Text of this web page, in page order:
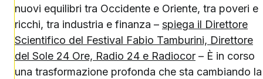
nuovi equilibri tra Occidente e Oriente, tra poveri e
ricchi, tra industria e finanza – spiega il Direttore
Scientifico del Festival Fabio Tamburini, Direttore
del Sole 24 Ore, Radio 24 e Radiocor – È in corso
una trasformazione profonda che sta cambiando la